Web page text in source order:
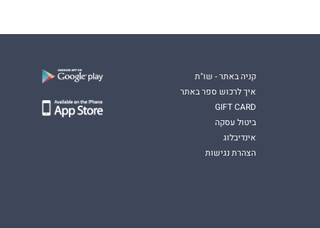
קניה באתר - שו"ת
איך לרכוש ספר באתר
GIFT CARD
ביטול עסקה
אינדיבלוג
הצהרת נגישות